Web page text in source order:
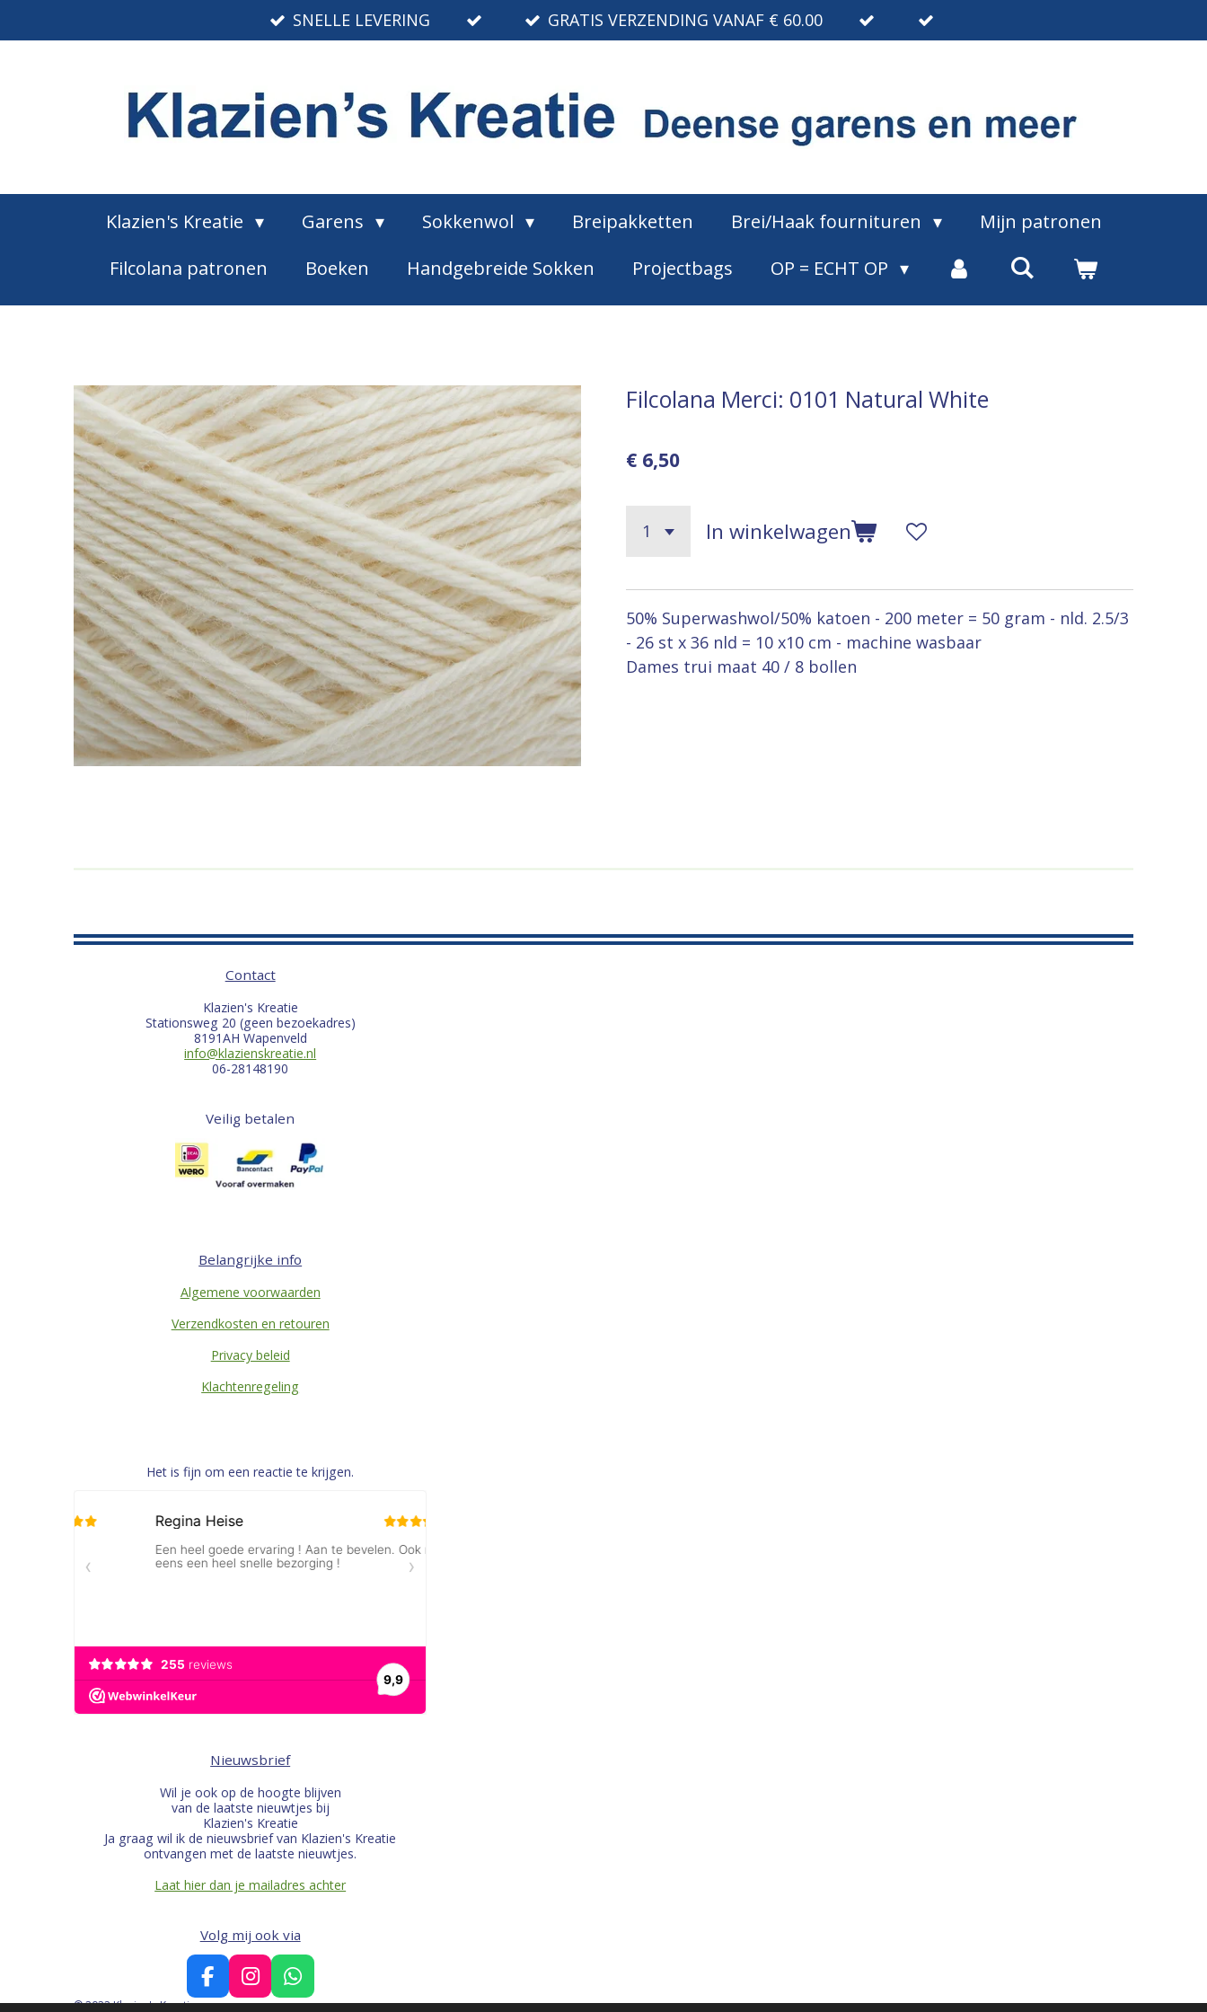
direct
SNELLE LEVERING GRATIS VERZENDING VANAF € 60.00
Klazien's Kreatie Garens Sokkenwol Breipakketten Brei/Haak fournituren
Mijn patronen
Filcolana patronen
Boeken Handgebreide Sokken Projectbags OP = ECHT OP
Filcolana Merci: 0101 Natural White
€ 6,50
In winkelwagen
50% Superwashwol/50% katoen - 200 meter = 50 gram - nld. 2.5/3
- 26 st x 36 nld = 10 x10 cm - machine wasbaar
Dames trui maat 40 / 8 bollen
Contact
Klazien's Kreatie
Stationsweg 20 (geen bezoekadres)
8191AH Wapenveld
info@klazienskreatie.nl
06-28148190
Veilig betalen
Belangrijke info
Algemene voorwaarden
Verzendkosten en retouren
Privacy beleid
Klachtenregeling
Het is fijn om een reactie te krijgen.
Nieuwsbrief
Wil je ook op de hoogte blijven
van de laatste nieuwtjes bij
Klazien's Kreatie
Ja graag wil ik de nieuwsbrief van Klazien's Kreatie
ontvangen met de laatste nieuwtjes.
Laat hier dan je mailadres achter
Volg mij ook via
F
a
I
n
W
h
© 2022 Klazien's Kreatie